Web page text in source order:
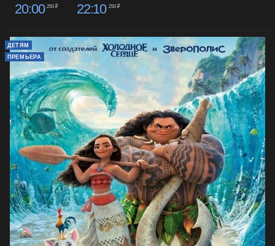
20:00 250 ₽ 22:10 250 ₽
ДЕТЯМ
ПРЕМЬЕРА